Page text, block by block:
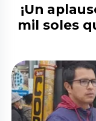
¡Un
mil soles